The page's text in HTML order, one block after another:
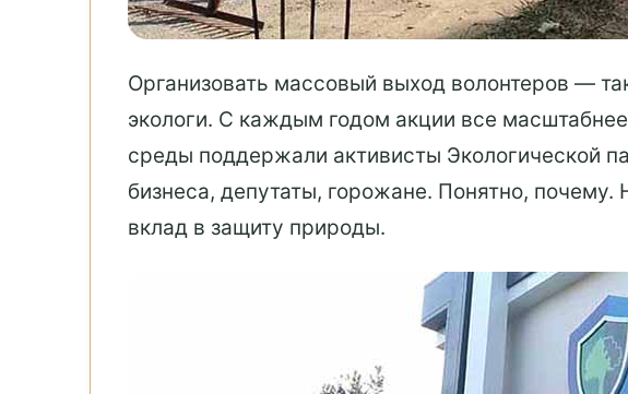
Организовать массовый выход волонтеров —
экологи. С каждым годом акции все
среды поддержали активисты Экологической
бизнеса, депутаты, горожане. Понятно,
вклад в защиту природы.